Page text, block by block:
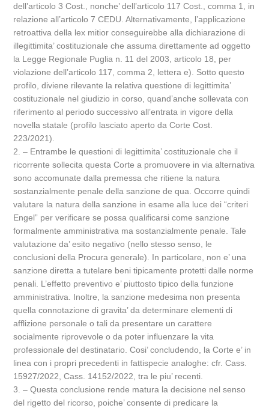
dell’articolo 3 Cost., nonche’ dell’articolo 117 Cost., comma 1, in
relazione all’articolo 7 CEDU. Alternativamente, l’applicazione
retroattiva della lex mitior conseguirebbe alla dichiarazione di
illegittimita’ costituzionale che assuma direttamente ad oggetto
la Legge Regionale Puglia n. 11 del 2003, articolo 18, per
violazione dell’articolo 117, comma 2, lettera e). Sotto questo
profilo, diviene rilevante la relativa questione di legittimita’
costituzionale nel giudizio in corso, quand’anche sollevata con
riferimento al periodo successivo all’entrata in vigore della
novella statale (profilo lasciato aperto da Corte Cost.
223/2021).
2. – Entrambe le questioni di legittimita’ costituzionale che il
ricorrente sollecita questa Corte a promuovere in via alternativa
sono accomunate dalla premessa che ritiene la natura
sostanzialmente penale della sanzione de qua. Occorre quindi
valutare la natura della sanzione in esame alla luce dei “criteri
Engel” per verificare se possa qualificarsi come sanzione
formalmente amministrativa ma sostanzialmente penale. Tale
valutazione da’ esito negativo (nello stesso senso, le
conclusioni della Procura generale). In particolare, non e’ una
sanzione diretta a tutelare beni tipicamente protetti dalle norme
penali. L’effetto preventivo e’ piuttosto tipico della funzione
amministrativa. Inoltre, la sanzione medesima non presenta
quella connotazione di gravita’ da determinare elementi di
afflizione personale o tali da presentare un carattere
socialmente riprovevole o da poter influenzare la vita
professionale del destinatario. Cosi’ concludendo, la Corte e’ in
linea con i propri precedenti in fattispecie analoghe: cfr. Cass.
15927/2022, Cass. 14152/2022, tra le piu’ recenti.
3. – Questa conclusione rende matura la decisione nel senso
del rigetto del ricorso, poiche’ consente di predicare la